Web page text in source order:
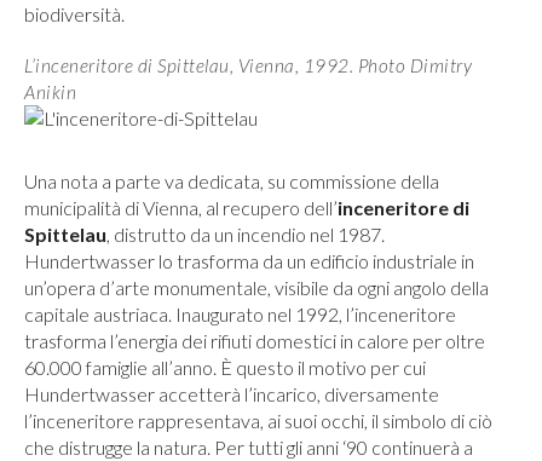
biodiversità.
L’inceneritore di Spittelau, Vienna, 1992. Photo Dimitry
Anikin
Una nota a parte va dedicata, su commissione della
municipalità di Vienna, al recupero dell’inceneritore di
Spittelau, distrutto da un incendio nel 1987.
Hundertwasser lo trasforma da un edificio industriale in
un’opera d’arte monumentale, visibile da ogni angolo della
capitale austriaca. Inaugurato nel 1992, l’inceneritore
trasforma l’energia dei rifiuti domestici in calore per oltre
60.000 famiglie all’anno. È questo il motivo per cui
Hundertwasser accetterà l’incarico, diversamente
l’inceneritore rappresentava, ai suoi occhi, il simbolo di ciò
che distrugge la natura. Per tutti gli anni ‘90 continuerà a